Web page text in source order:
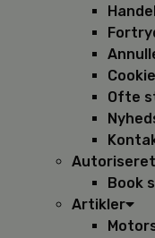
Ofte
Book
Artikler